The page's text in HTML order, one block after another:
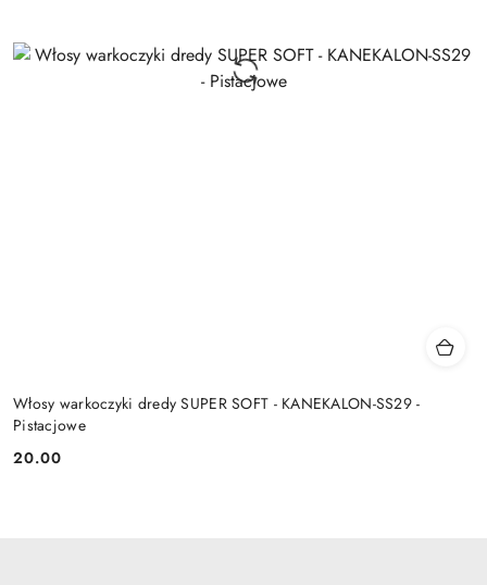
Włosy warkoczyki dredy SUPER SOFT - KANEKALON-SS29 -
Pistacjowe
Cena:
20.00